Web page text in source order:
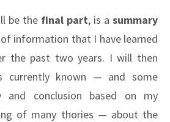
be the final part, is a summary
information that I have learned
the past two years. I will then
currently known — and some
and conclusion based on my
of many thories — about the